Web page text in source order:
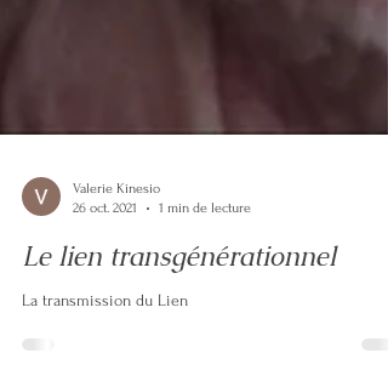
26 oct. 2021
1 min de lecture
Le lien transgénérationnel
La transmission du Lien